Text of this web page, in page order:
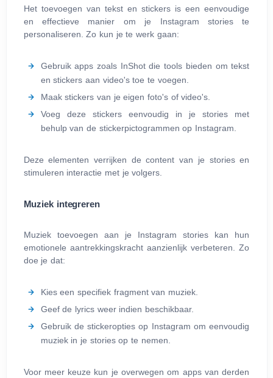
Het toevoegen van tekst en stickers is een eenvoudige
en effectieve manier om je Instagram stories te
personaliseren. Zo kun je te werk gaan:
Gebruik apps zoals InShot die tools bieden om tekst
en stickers aan video's toe te voegen.
Maak stickers van je eigen foto's of video's.
Voeg deze stickers eenvoudig in je stories met
behulp van de stickerpictogrammen op Instagram.
Deze elementen verrijken de content van je stories en
stimuleren interactie met je volgers.
Muziek integreren
Muziek toevoegen aan je Instagram stories kan hun
emotionele aantrekkingskracht aanzienlijk verbeteren. Zo
doe je dat:
Kies een specifiek fragment van muziek.
Geef de lyrics weer indien beschikbaar.
Gebruik de stickeropties op Instagram om eenvoudig
muziek in je stories op te nemen.
Voor meer keuze kun je overwegen om apps van derden